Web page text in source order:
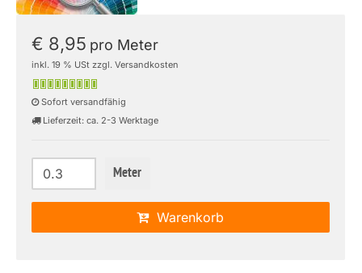
€ 8,95 pro Meter
inkl. 19 % USt zzgl. Versandkosten
Sofort versandfähig
Lieferzeit: ca. 2-3 Werktage
Meter
Warenkorb